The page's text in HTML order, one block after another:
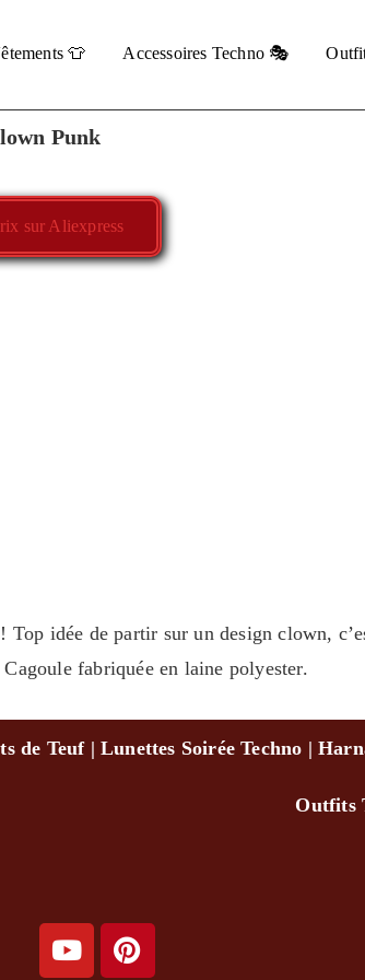
👕 Accessoires Techno 🎭
Punk
sur Aliexpress
idée de partir sur un design clown,
fabriquée en laine polyester.
de Teuf | Lunettes Soirée Techno |
Outfits